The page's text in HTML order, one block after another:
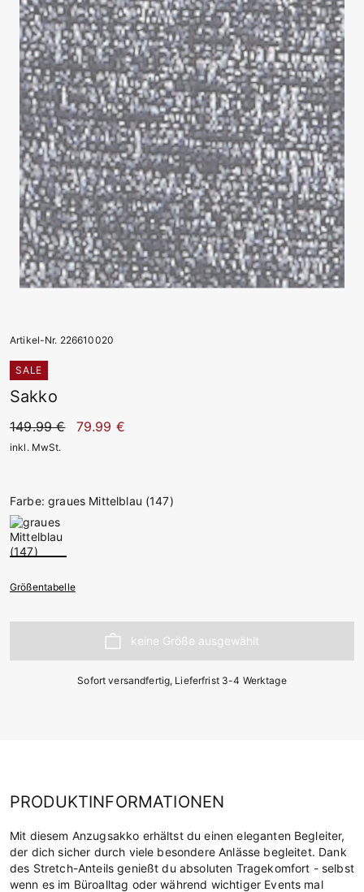
Artikel-Nr. 226610020
SALE
Sakko
149.99 € 79.99 €
inkl. MwSt.
Farbe: graues Mittelblau (147)
Größentabelle
Sofort versandfertig, Lieferfrist 3-4 Werktage
PRODUKTINFORMATIONEN
Mit diesem Anzugsakko erhältst du einen eleganten Begleiter,
der dich sicher durch viele besondere Anlässe begleitet. Dank
des Stretch-Anteils genießt du absoluten Tragekomfort - selbst
wenn es im Büroalltag oder während wichtiger Events mal